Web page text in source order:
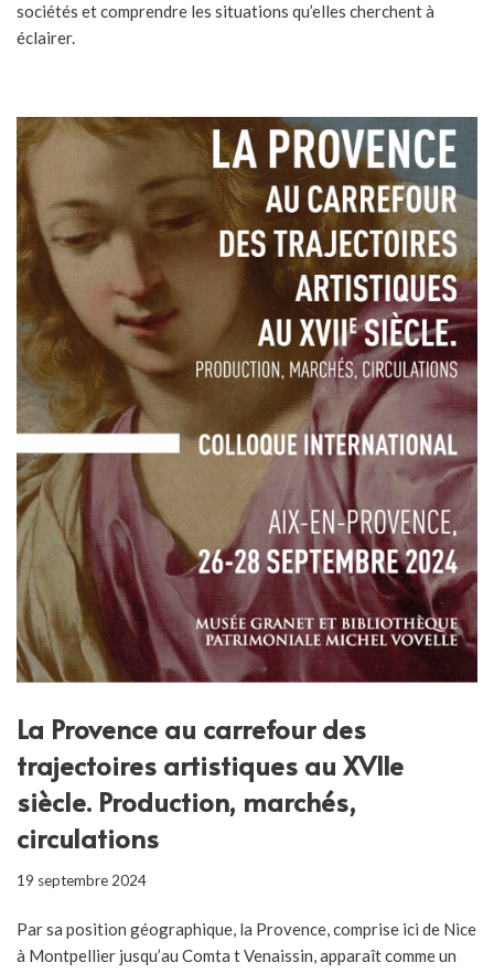
sociétés et comprendre les situations qu’elles cherchent à
éclairer.
La Provence au carrefour des
trajectoires artistiques au XVIIe
siècle. Production, marchés,
circulations
19 septembre 2024
Par sa position géographique, la Provence, comprise ici de Nice
à Montpellier jusqu’au Comta t Venaissin, apparaît comme un